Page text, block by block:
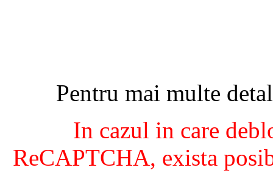
Pentru mai multe
In cazul in care
ReCAPTCHA, exista